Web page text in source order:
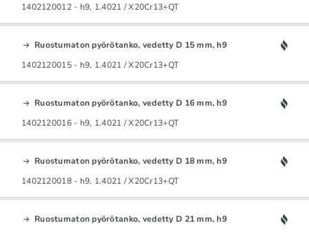
1402120012 - h9, 1.4021 / X20Cr13+QT
Ruostumaton pyörötanko, vedetty D 15 mm, h9
1402120015 - h9, 1.4021 / X20Cr13+QT
Ruostumaton pyörötanko, vedetty D 16 mm, h9
1402120016 - h9, 1.4021 / X20Cr13+QT
Ruostumaton pyörötanko, vedetty D 18 mm, h9
1402120018 - h9, 1.4021 / X20Cr13+QT
Ruostumaton pyörötanko, vedetty D 21 mm, h9